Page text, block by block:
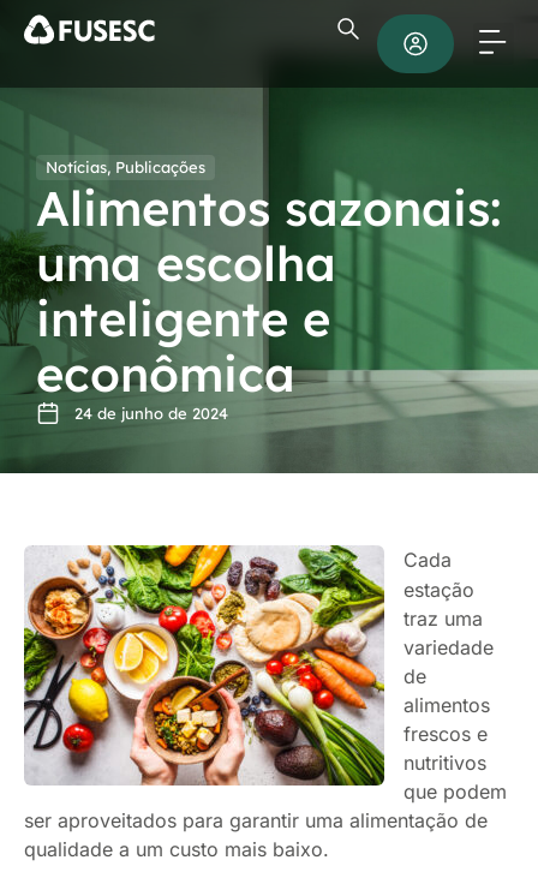
Notícias, Publicações
Alimentos sazonais:
uma escolha
inteligente e
econômica
24 de junho de 2024
Cada
estação
traz uma
variedade
de
alimentos
frescos e
nutritivos
que podem
ser aproveitados para garantir uma alimentação de
qualidade a um custo mais baixo.